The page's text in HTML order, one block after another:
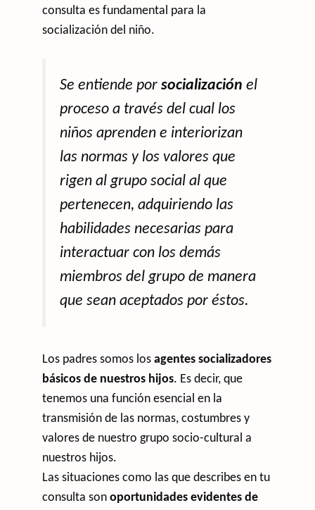
consulta es fundamental para la
socialización del niño.
Se entiende por socialización el
proceso a través del cual los
niños aprenden e interiorizan
las normas y los valores que
rigen al grupo social al que
pertenecen, adquiriendo las
habilidades necesarias para
interactuar con los demás
miembros del grupo de manera
que sean aceptados por éstos.
Los padres somos los agentes socializadores
básicos de nuestros hijos. Es decir, que
tenemos una función esencial en la
transmisión de las normas, costumbres y
valores de nuestro grupo socio-cultural a
nuestros hijos.
Las situaciones como las que describes en tu
consulta son oportunidades evidentes de